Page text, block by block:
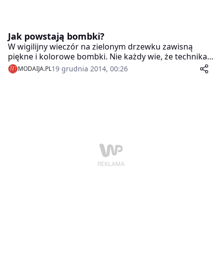
Jak powstają bombki?
W wigilijny wieczór na zielonym drzewku zawisną
piękne i kolorowe bombki. Nie każdy wie, że technika
ich wytwarzania nie zmieniła się od niemal dwóch
wieków. Wszystko zawdzięczamy niemieckiemu
MODAIJA.PL19 grudnia 2014, 00:26